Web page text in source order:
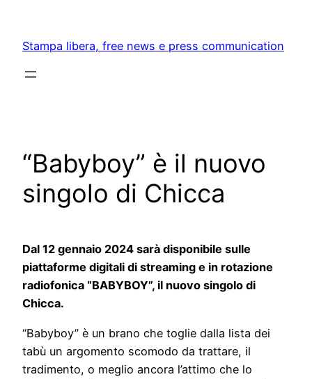
content
Stampa libera, free news e press communication
“Babyboy” è il nuovo
singolo di Chicca
Dal 12 gennaio 2024 sarà disponibile sulle
piattaforme digitali di streaming e in rotazione
radiofonica “BABYBOY”, il nuovo singolo di
Chicca.
“Babyboy” è un brano che toglie dalla lista dei
tabù un argomento scomodo da trattare, il
tradimento, o meglio ancora l’attimo che lo